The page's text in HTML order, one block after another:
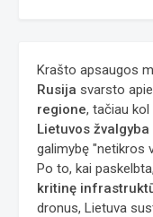
Krašto apsaugos
Rusija svarsto
regione, tačiau
Lietuvos žvalgyba
galimybę "netikros
Po to, kai
kritinę
dronus, Lietuva